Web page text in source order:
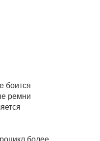
боится
ремни